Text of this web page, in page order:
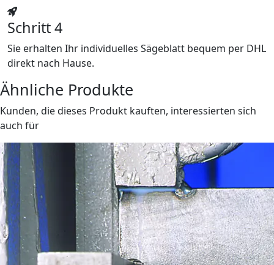
Schritt 4
Sie erhalten Ihr individuelles Sägeblatt bequem per DHL
direkt nach Hause.
Ähnliche Produkte
Kunden, die dieses Produkt kauften, interessierten sich
auch für